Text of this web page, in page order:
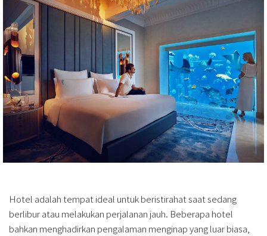
Hotel adalah tempat ideal untuk beristirahat saat sedang
berlibur atau melakukan perjalanan jauh. Beberapa hotel
bahkan menghadirkan pengalaman menginap yang luar biasa,